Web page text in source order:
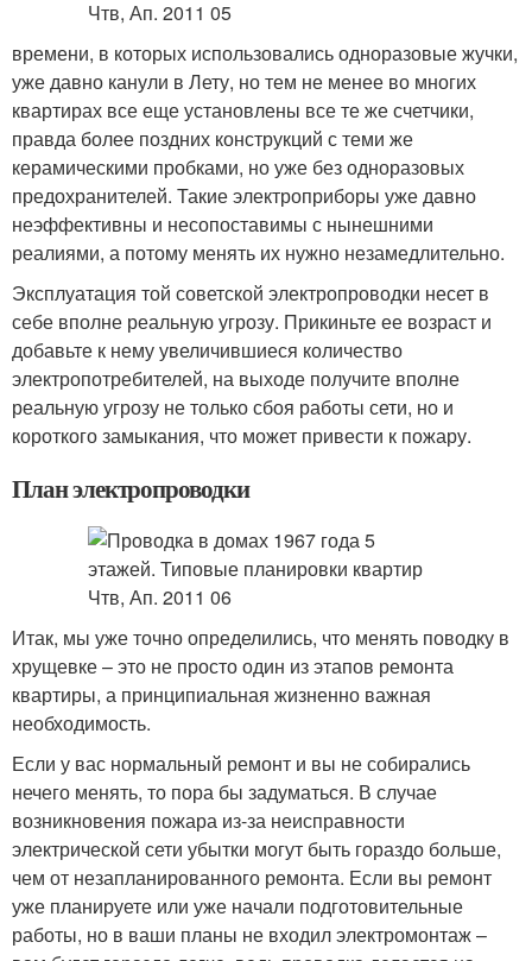
времени, в которых использовались одноразовые жучки,
уже давно канули в Лету, но тем не менее во многих
квартирах все еще установлены все те же счетчики,
правда более поздних конструкций с теми же
керамическими пробками, но уже без одноразовых
предохранителей. Такие электроприборы уже давно
неэффективны и несопоставимы с нынешними
реалиями, а потому менять их нужно незамедлительно.
Эксплуатация той советской электропроводки несет в
себе вполне реальную угрозу. Прикиньте ее возраст и
добавьте к нему увеличившиеся количество
электропотребителей, на выходе получите вполне
реальную угрозу не только сбоя работы сети, но и
короткого замыкания, что может привести к пожару.
План электропроводки
Итак, мы уже точно определились, что менять поводку в
хрущевке – это не просто один из этапов ремонта
квартиры, а принципиальная жизненно важная
необходимость.
Если у вас нормальный ремонт и вы не собирались
нечего менять, то пора бы задуматься. В случае
возникновения пожара из-за неисправности
электрической сети убытки могут быть гораздо больше,
чем от незапланированного ремонта. Если вы ремонт
уже планируете или уже начали подготовительные
работы, но в ваши планы не входил электромонтаж –